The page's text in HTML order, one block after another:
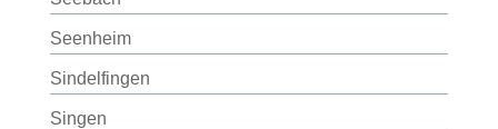
Seenheim
Sindelfingen
Singen